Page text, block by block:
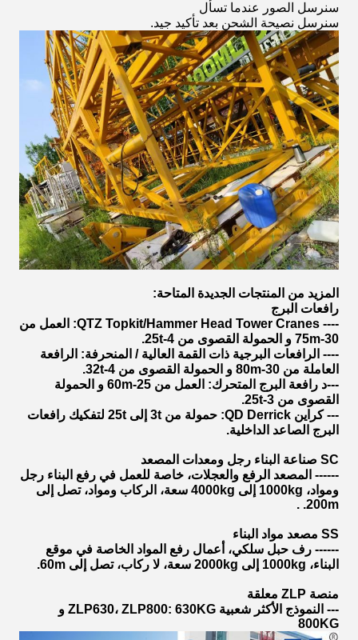
سنرسل الصور عندما تسأل
سنرسل نصيحة الشحن بعد تأكيد جيد.
المزيد من المنتجات الجديدة المتاحة:
رافعات البرج
---- QTZ Topkit/Hammer Head Tower Cranes: العمل من
30-75m و الحمولة القصوى من 4-25t.
---- الرافعات البرجية ذات القمة العالية / المنحرفة: الرافعة
العاملة من 30-80m و الحمولة القصوى من 4-32t.
---د رافعة البرج المتحرك: العمل من 25-60m و الحمولة
القصوى من 3-25t.
--- كراين QD Derrick: حمولة من 3t إلى 25t لتفكيك رافعات
البرج الصاعد الداخلية.
SC صناعة البناء رجل ومعدات المصعد
------ المصعد الرفع والعجلات، خاصة للعمل في رفع البناء رجل
ومواد، 1000kg إلى 4000kg سعة، الركاب ومواد، تصل إلى
200m. .
SS مصعد مواد البناء
------ رف حبل سلكي، أعمال رفع المواد الخاصة في موقع
البناء، 1000kg إلى 2000kg سعة، لا ركاب، تصل إلى 60m.
منصة ZLP معلقة
--- النموذج الأكثر شعبية ZLP630، ZLP800: 630KG و
800KG